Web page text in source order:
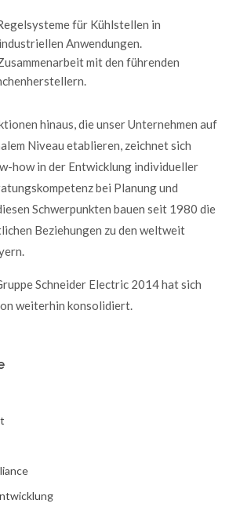
für Kühlstellen in
Anwendungen.
mit den führenden
hinaus, die unser Unternehmen auf
Niveau etablieren, zeichnet sich
how in der Entwicklung individueller
bei Planung und
Schwerpunkten bauen seit 1980 die
Beziehungen zu den weltweit
Schneider Electric 2014 hat sich
weiterhin konsolidiert.